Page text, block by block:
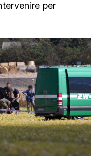
per